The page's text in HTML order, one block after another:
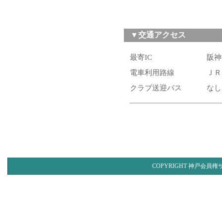
▼交通アクセス
最寄IC
阪
電車利用路線
Ｊ
クラブ送迎バス
なし
COPYRIGHT 神戸会員権